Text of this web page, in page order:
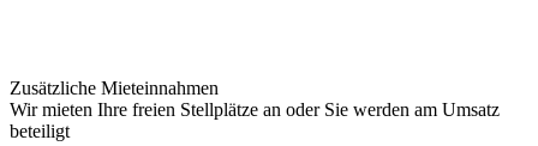
Zusätzliche Mieteinnahmen
Wir mieten Ihre freien Stellplätze an oder Sie werden am Umsatz
beteiligt